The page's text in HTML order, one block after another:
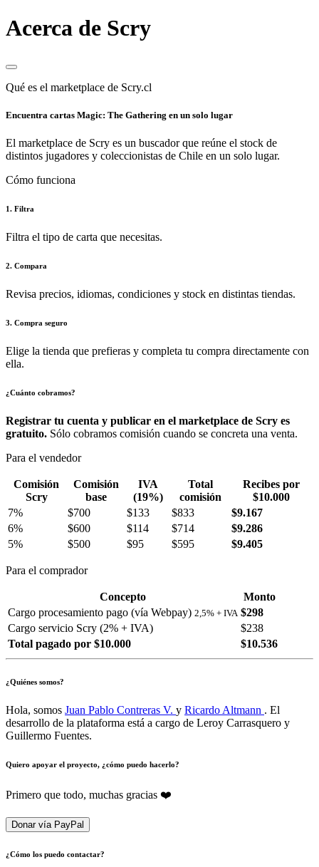
Acerca de Scry
Qué es el marketplace de Scry.cl
Encuentra cartas Magic: The Gathering en un solo lugar
El marketplace de Scry es un buscador que reúne el stock de
distintos jugadores y coleccionistas de Chile en un solo lugar.
Cómo funciona
1. Filtra
Filtra el tipo de carta que necesitas.
2. Compara
Revisa precios, idiomas, condiciones y stock en distintas tiendas.
3. Compra seguro
Elige la tienda que prefieras y completa tu compra directamente con
ella.
¿Cuánto cobramos?
Registrar tu cuenta y publicar en el marketplace de Scry es
gratuito. Sólo cobramos comisión cuando se concreta una venta.
Para el vendedor
Comisión
Scry
Comisión
base
IVA
(19%)
Total
comisión
Recibes por
$10.000
7%
$700 $133 $833
$9.167
6%
$600 $114 $714
$9.286
5%
$500 $95 $595 $9.405
Para el comprador
Concepto
Monto
Cargo procesamiento pago (vía Webpay) 2,5% + IVA $298
Cargo servicio Scry (2% + IVA)
$238
Total pagado por $10.000
$10.536
¿Quiénes somos?
Hola, somos Juan Pablo Contreras V. y Ricardo Altmann . El
desarrollo de la plataforma está a cargo de Leroy Carrasquero y
Guillermo Fuentes.
Quiero apoyar el proyecto, ¿cómo puedo hacerlo?
Primero que todo, muchas gracias ❤️
Donar vía PayPal
¿Cómo los puedo contactar?